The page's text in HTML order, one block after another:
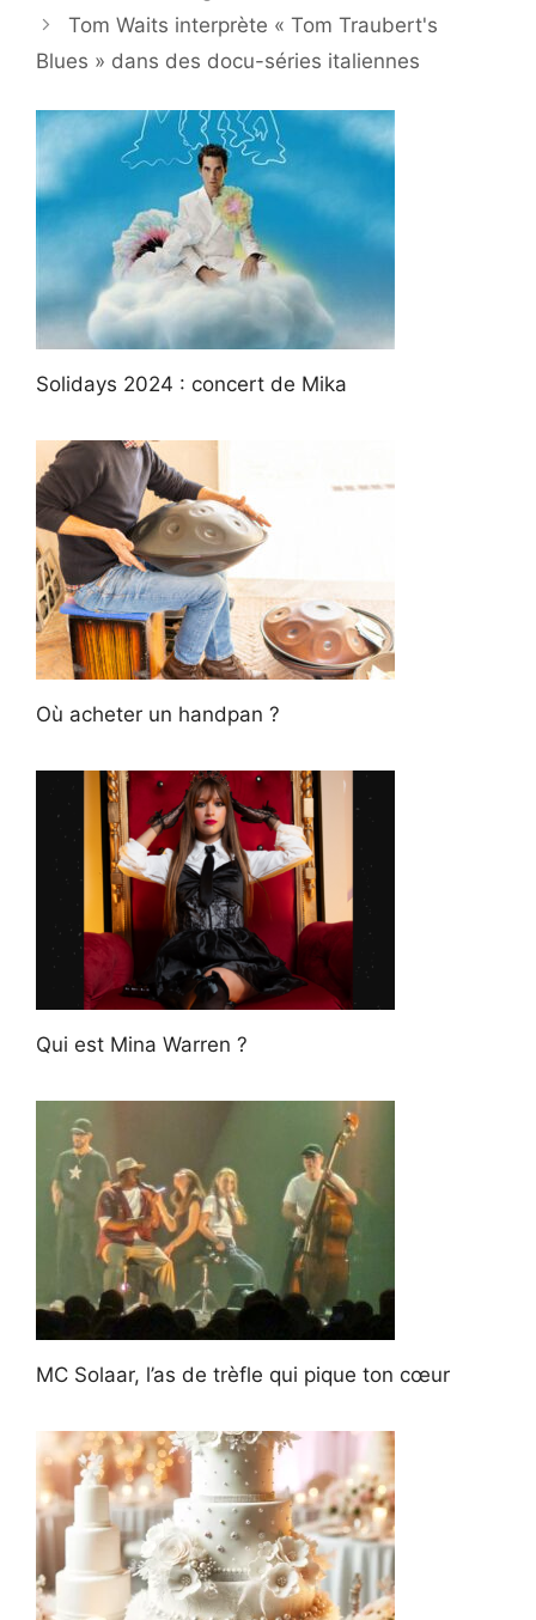
Tom Waits interprète « Tom Traubert's
Blues » dans des docu-séries italiennes
Solidays 2024 : concert de Mika
Où acheter un handpan ?
Qui est Mina Warren ?
MC Solaar, l’as de trèfle qui pique ton cœur